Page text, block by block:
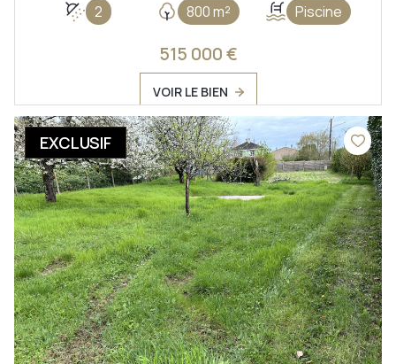
2 800 m² Piscine
515 000 €
VOIR LE BIEN
EXCLUSIF